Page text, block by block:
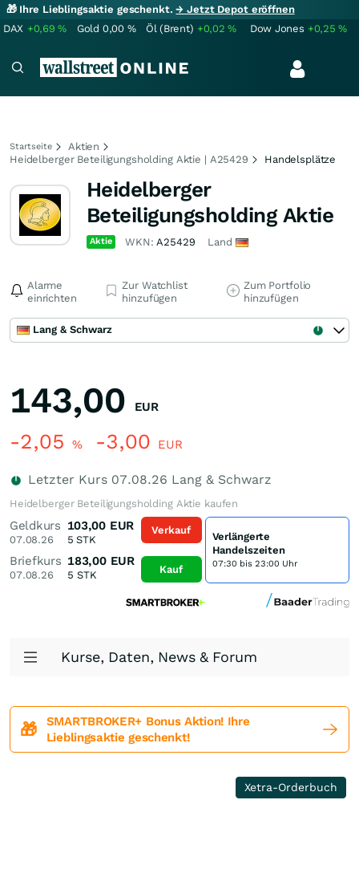
🎁 Ihre Lieblingsaktie geschenkt.→ Jetzt Depot eröffnen
DAX +0,69% Gold 0,00 % Öl (Brent) +0,02% Dow Jones +0,25%
Startseite
Aktien
Heidelberger Beteiligungsholding Aktie | A25429
Handelsplätze
Heidelberger
Beteiligungsholding Aktie
Aktie WKN:A25429 Land
Alarme
einrichten
Zur Watchlist
hinzufügen
Zum Portfolio
hinzufügen
Lang & Schwarz
143,00 EUR
-2,05 % -3,00 EUR
Letzter Kurs 07.08.26 Lang & Schwarz
Heidelberger Beteiligungsholding Aktie kaufen
Geldkurs
07.08.26
103,00 EUR
5 STK
Briefkurs
07.08.26
183,00 EUR
5 STK
Verkauf
Kauf
Verlängerte
Handelszeiten
07:30 bis 23:00 Uhr
Kurse, Daten, News & Forum
🎁
SMARTBROKER+ Bonus Aktion! Ihre
Lieblingsaktie geschenkt!
Xetra-Orderbuch